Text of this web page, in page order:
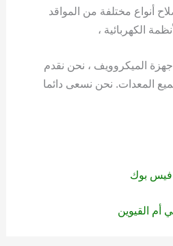
أنواع مختلفة من المواقد
الكهربائية ،
الميكروويف ، نحن نقدم
المعدات. نحن نسعى دائما
فيس بوك
أم القيوين